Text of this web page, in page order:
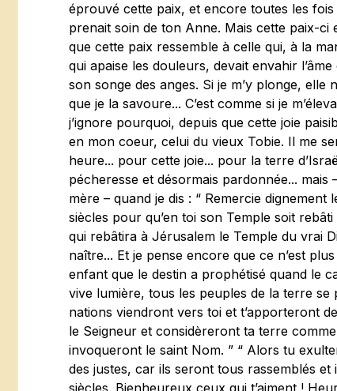
éprouvé cette paix, et encore toutes les
prenait soin de ton Anne. Mais cette paix-ci
que cette paix ressemble à celle qui, à la
qui apaise les douleurs, devait envahir
son songe des anges. Si je m’y plonge, elle
que je la savoure... C’est comme si je
j’ignore pourquoi, depuis que cette joie
en mon coeur, celui du vieux Tobie. Il me
heure... pour cette joie... pour la terre
pécheresse et désormais pardonnée... mais
mère – quand je dis : “ Remercie dignement
siècles pour qu’en toi son Temple soit
qui rebâtira à Jérusalem le Temple du vrai
naître... Et je pense encore que ce n’est
enfant que le destin a prophétisé quand le
vive lumière, tous les peuples de la terre
nations viendront vers toi et t’apporteront
le Seigneur et considèreront ta terre
invoqueront le saint Nom. ” “ Alors tu
des justes, car ils seront tous rassemblés et
siècles. Bienheureux ceux qui t’aiment !